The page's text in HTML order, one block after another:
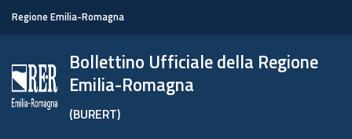
Regione Emilia-Romagna
Bollettino Ufficiale della Regione
Emilia-Romagna
(BURERT)